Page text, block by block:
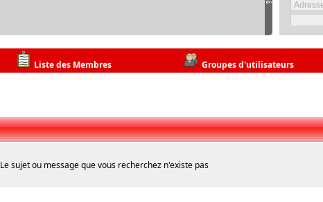
Liste des Membres Groupes d'utilisateurs
Le sujet ou message que vous recherchez n'existe pas